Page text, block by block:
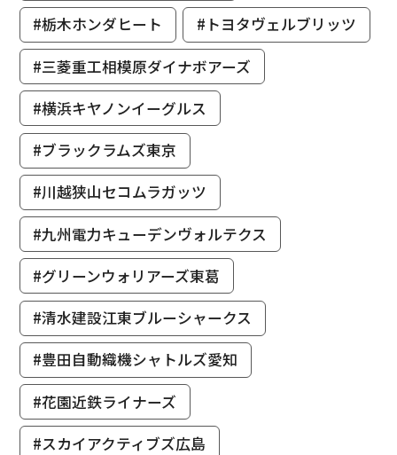
#栃木ホンダヒート
#トヨタヴェルブリッツ
#三菱重工相模原ダイナボアーズ
#横浜キヤノンイーグルス
#ブラックラムズ東京
#川越狭山セコムラガッツ
#九州電力キューデンヴォルテクス
#グリーンウォリアーズ東葛
#清水建設江東ブルーシャークス
#豊田自動織機シャトルズ愛知
#花園近鉄ライナーズ
#スカイアクティブズ広島